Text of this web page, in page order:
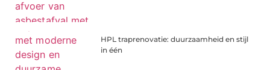
HPL traprenovatie: duurzaamheid en stijl
in één